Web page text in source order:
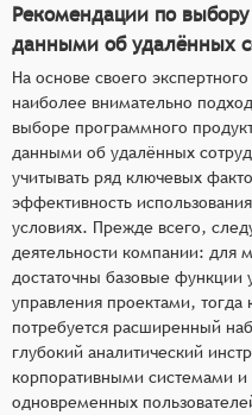
Рекомендации по
данными об удалённых
На основе своего
наиболее внимательно
выборе программного
данными об удалённых
учитывать ряд ключевых
эффективность
условиях. Прежде всего,
деятельности компании: для
достаточны базовые функции
управления проектами,
потребуется расширенный
глубокий аналитический
корпоративными системами
одновременных